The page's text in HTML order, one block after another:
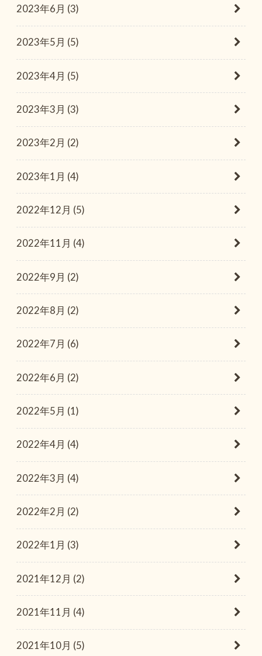
2023年6月 (3)
2023年5月 (5)
2023年4月 (5)
2023年3月 (3)
2023年2月 (2)
2023年1月 (4)
2022年12月 (5)
2022年11月 (4)
2022年9月 (2)
2022年8月 (2)
2022年7月 (6)
2022年6月 (2)
2022年5月 (1)
2022年4月 (4)
2022年3月 (4)
2022年2月 (2)
2022年1月 (3)
2021年12月 (2)
2021年11月 (4)
2021年10月 (5)